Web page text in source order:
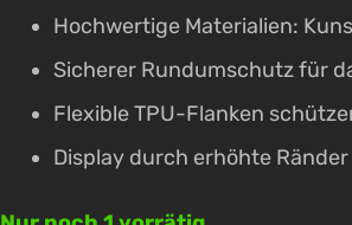
Hochwertige Materialien:
Sicherer Rundumschutz für
Flexible TPU-Flanken
Display durch erhöhte